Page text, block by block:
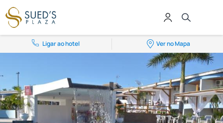
Ligar ao hotel Ver no Mapa